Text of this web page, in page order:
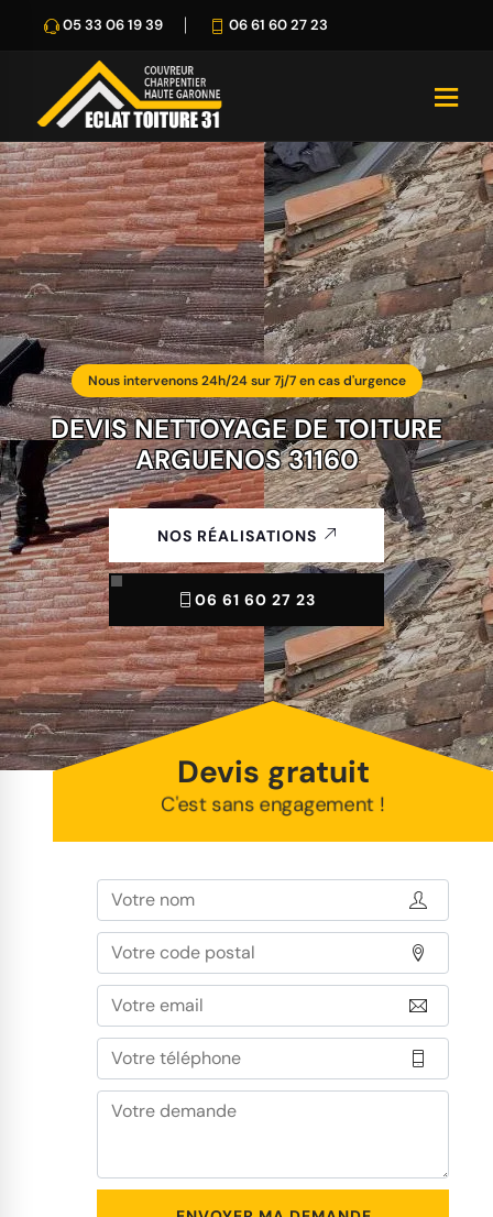
05 33 06 19 39 06 61 60 27 23
Nous intervenons 24h/24 sur 7j/7 en cas d'urgence
DEVIS NETTOYAGE DE TOITURE
ARGUENOS 31160
NOS RÉALISATIONS
06 61 60 27 23
Devis gratuit
C'est sans engagement !